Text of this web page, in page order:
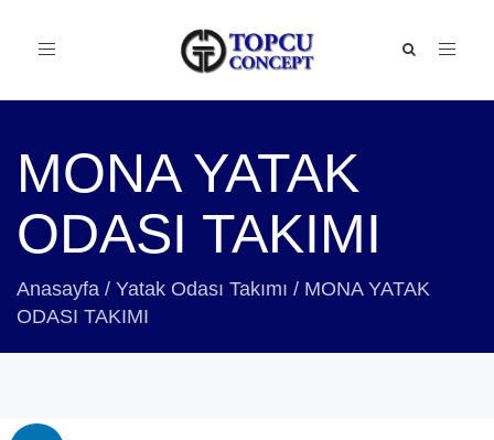
Toggle
MONA YATAK
ODASI TAKIMI
Anasayfa / Yatak Odası Takımı / MONA YATAK
ODASI TAKIMI